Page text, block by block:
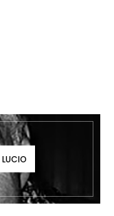
LUCIO